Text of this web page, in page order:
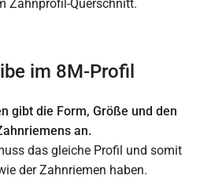
im 8M-Profil
gibt die Form, Größe und den
an.
das gleiche Profil und somit
der Zahnriemen haben.